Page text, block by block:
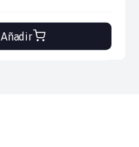
Añadir